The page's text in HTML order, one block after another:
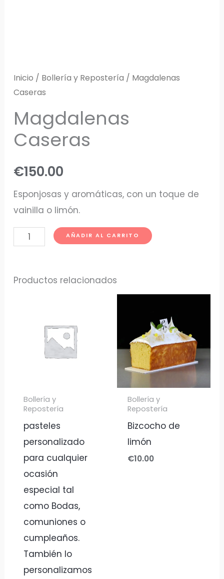
Inicio / Bollería y Repostería / Magdalenas
Caseras
Magdalenas
Caseras
€150.00
Esponjosas y aromáticas, con un toque de
vainilla o limón.
AÑADIR AL CARRITO
Productos relacionados
Bollería y
Repostería
pasteles
personalizado
para cualquier
ocasión
especial tal
como Bodas,
comuniones o
cumpleaños.
También lo
personalizamos
Bollería y
Repostería
Bizcocho de
limón
€10.00